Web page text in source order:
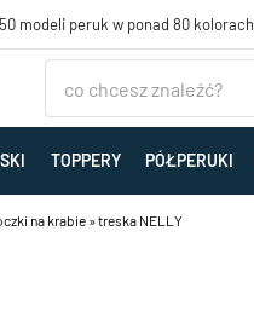
modeli peruk w ponad 80 kolorach
TOPPERY PÓŁPERUKI
na krabie »treska NELLY